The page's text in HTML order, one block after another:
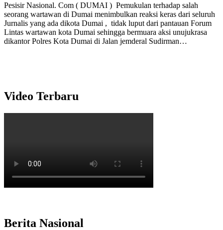
Pesisir Nasional. Com ( DUMAI ) Pemukulan terhadap salah
seorang wartawan di Dumai menimbulkan reaksi keras dari seluruh
Jurnalis yang ada dikota Dumai , tidak luput dari pantauan Forum
Lintas wartawan kota Dumai sehingga bermuara aksi unujukrasa
dikantor Polres Kota Dumai di Jalan jemderal Sudirman…
Video Terbaru
Berita Nasional